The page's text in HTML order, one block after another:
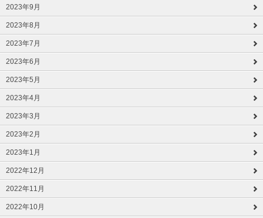
2023年9月
2023年8月
2023年7月
2023年6月
2023年5月
2023年4月
2023年3月
2023年2月
2023年1月
2022年12月
2022年11月
2022年10月